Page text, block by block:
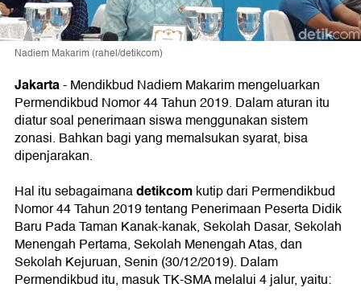
Nadiem Makarim (rahel/detikcom)
Jakarta-Mendikbud Nadiem Makarim mengeluarkan
Permendikbud Nomor 44 Tahun 2019. Dalam aturan itu
diatur soal penerimaan siswa menggunakan sistem
zonasi. Bahkan bagi yang memalsukan syarat, bisa
dipenjarakan.
Hal itu sebagaimanadetikcomkutip dari Permendikbud
Nomor 44 Tahun 2019 tentang Penerimaan Peserta Didik
Baru Pada Taman Kanak-kanak, Sekolah Dasar, Sekolah
Menengah Pertama, Sekolah Menengah Atas, dan
Sekolah Kejuruan, Senin (30/12/2019). Dalam
Permendikbud itu, masuk TK-SMA melalui 4 jalur, yaitu: